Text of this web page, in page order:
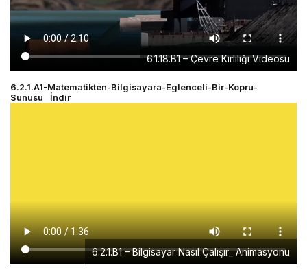
6.1.18.B1 – Çevre Kirliliği Videosu
6.2.1.A1-Matematikten-Bilgisayara-Eglenceli-Bir-Kopru-
Sunusu
İndir
6.2.1.B1 – Bilgisayar Nasıl Çalışır_ Animasyonu